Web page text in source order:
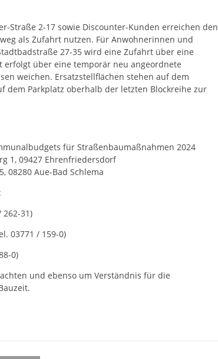
Straße 2-17 sowie Discounter-Kunden erreichen den
als Zufahrt nutzen. Für Anwohnerinnen und
27-35 wird eine Zufahrt über eine
über eine temporär neu angeordnete
weichen. Ersatzstellflächen stehen auf dem
dem Parkplatz oberhalb der letzten Blockreihe zur
für Straßenbaumaßnahmen 2024
1, 09427 Ehrenfriedersdorf
08280 Aue-Bad Schlema
31)
03771 / 159-0)
0)
und ebenso um Verständnis für die